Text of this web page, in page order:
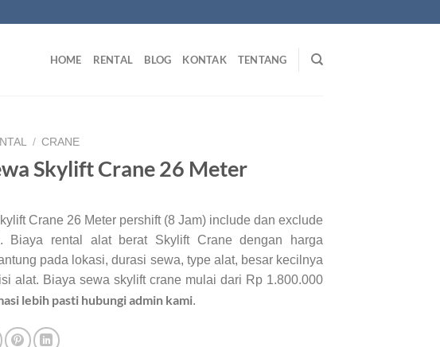
HOME RENTAL BLOG KONTAK TENTANG
/ CRANE
Skylift Crane 26 Meter
Crane 26 Meter pershift (8 Jam) include dan exclude
Biaya rental alat berat Skylift Crane dengan harga
pada lokasi, durasi sewa, type alat, besar kecilnya
alat. Biaya sewa skylift crane mulai dari Rp 1.800.000
lebih pasti hubungi admin kami.